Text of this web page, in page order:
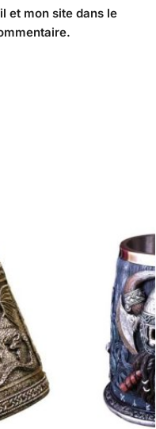
et mon site dans le